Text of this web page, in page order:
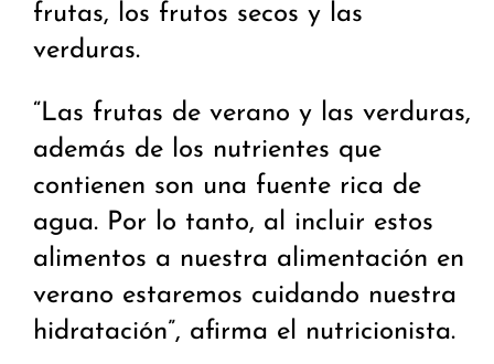
frutas, los frutos secos y las
verduras.
“Las frutas de verano y las verduras,
además de los nutrientes que
contienen son una fuente rica de
agua. Por lo tanto, al incluir estos
alimentos a nuestra alimentación en
verano estaremos cuidando nuestra
hidratación”, afirma el nutricionista.